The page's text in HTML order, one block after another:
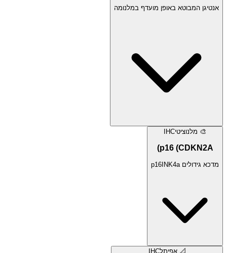
אנטיגן המבוטא באופן מועדף במלנומה
🎨 מלנוציטיIHC
p16 (CDKN2A)
מדכא גידולים p16INK4a
📐 אפיתלIHC